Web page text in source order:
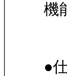
機
●